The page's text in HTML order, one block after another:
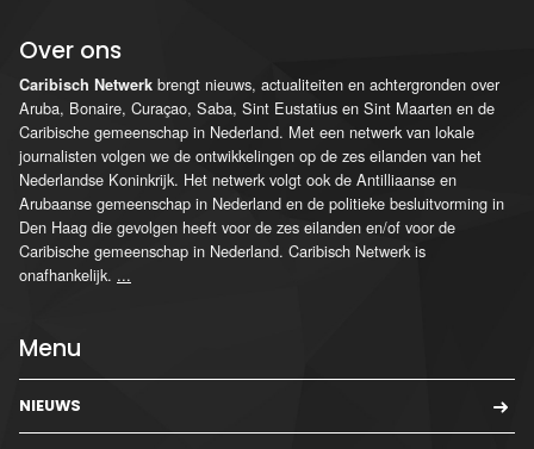
Over ons
Caribisch Netwerk brengt nieuws, actualiteiten en achtergronden over
Aruba, Bonaire, Curaçao, Saba, Sint Eustatius en Sint Maarten en de
Caribische gemeenschap in Nederland. Met een netwerk van lokale
journalisten volgen we de ontwikkelingen op de zes eilanden van het
Nederlandse Koninkrijk. Het netwerk volgt ook de Antilliaanse en
Arubaanse gemeenschap in Nederland en de politieke besluitvorming in
Den Haag die gevolgen heeft voor de zes eilanden en/of voor de
Caribische gemeenschap in Nederland. Caribisch Netwerk is
onafhankelijk. ...
Menu
NIEUWS